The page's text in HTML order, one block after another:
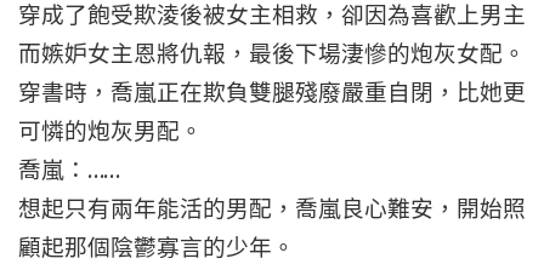
穿成了飽受欺淩後被女主相救，卻因為喜歡上男主
而嫉妒女主恩將仇報，最後下場淒慘的炮灰女配。
穿書時，喬嵐正在欺負雙腿殘廢嚴重自閉，比她更
可憐的炮灰男配。
喬嵐：……
想起只有兩年能活的男配，喬嵐良心難安，開始照
顧起那個陰鬱寡言的少年。